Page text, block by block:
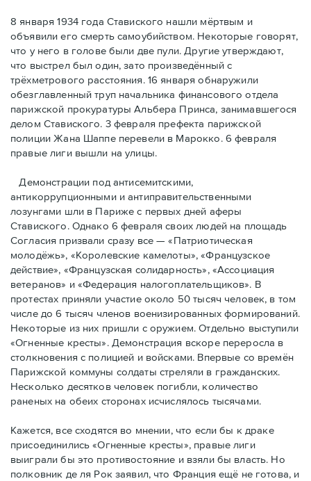
8 января 1934 года Ставиского нашли мёртвым и
объявили его смерть самоубийством. Некоторые говорят,
что у него в голове были две пули. Другие утверждают,
что выстрел был один, зато произведённый с
трёхметровoго расстояния. 16 января обнаружили
обезглавленный труп начальника финансового отдела
парижской прокуратуры Альбера Принса, занимавшегося
делом Cтавиского. 3 февраля префекта парижской
полиции Жана Шаппе перевели в Марокко. 6 февраля
правые лиги вышли на улицы.
Демонстрации под антисемитскими,
антикоррупционными и антиправительственными
лозунгами шли в Париже с первых дней аферы
Ставиского. Однако 6 февраля своих людей на площадь
Согласия призвали сразу все — «Патриотическая
молодёжь», «Королевские камелоты», «Французское
действие», «Французская солидарность», «Ассоциация
ветеранов» и «Федерация налогоплательщиков». В
протестах приняли участие около 50 тысяч человек, в том
числе до 6 тысяч членов военизированных формирований.
Некоторые из них пришли с оружием. Отдельно выступили
«Огненные кресты». Демонстрация вскоре переросла в
столкновения с полицией и войсками. Впервые со времён
Парижской коммуны солдаты стреляли в гражданских.
Несколько десятков человек погибли, количество
раненых на обеих сторонах исчислялось тысячами.
Кажется, все сходятся во мнении, что если бы к драке
присоединились «Огненные кресты», правые лиги
выиграли бы это противостояние и взяли бы власть. Но
полковник де ля Рок заявил, что Франция ещё не готова, и